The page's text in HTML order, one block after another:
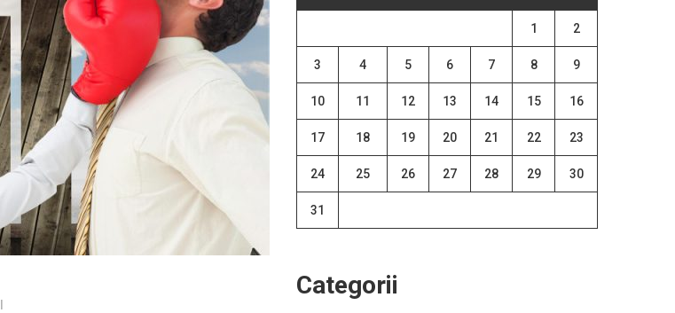
1 2
3 4 5 6 7 8 9
10 11 12 13 14 15 16
17 18 19 20 21 22 23
24 25 26 27 28 29 30
31
Categorii